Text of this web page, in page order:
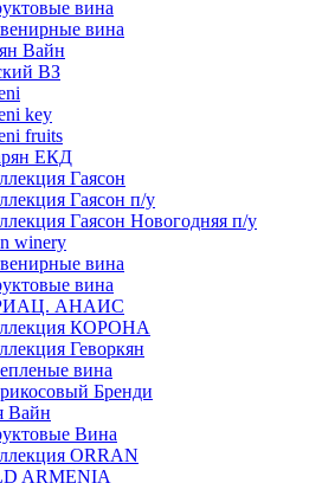
вина
вина
Вайн
ВЗ
key
fruits
ЕКД
Гаясон
Гаясон п/у
Гаясон Новогодняя п/у
winery
вина
вина
АНАИС
КОРОНА
Геворкян
вина
Бренди
Вайн
Вина
ORRAN
ARMENIA